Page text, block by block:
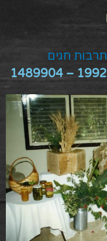
תרבות חגים
1992 – 1489904